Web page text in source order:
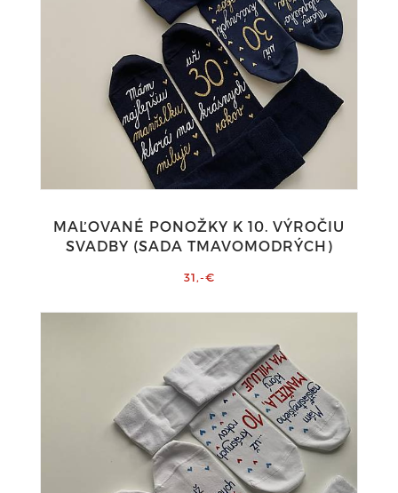
MAĽOVANÉ PONOŽKY K 10. VÝROČIU
SVADBY (SADA TMAVOMODRÝCH)
31,-€